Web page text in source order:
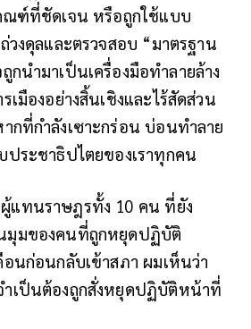
ณฑ์ที่ชัดเจน หรือถูกใช้แบบ
วงดุลและตรวจสอบ “มาตรฐาน
กนำมาเป็นเครื่องมือทำลายล้าง
เมืองอย่างสิ้นเชิงและไร้สัดส่วน
กที่กำลังเซาะกร่อน บ่อนทำลาย
ประชาธิปไตยของเราทุกคน
แทนราษฎรทั้ง 10 คน ที่ยัง
มของคนที่ถูกหยุดปฏิบัติ
นก่อนกลับเข้าสภา ผมเห็นว่า
ำเป็นต้องถูกสั่งหยุดปฏิบัติหน้าที่